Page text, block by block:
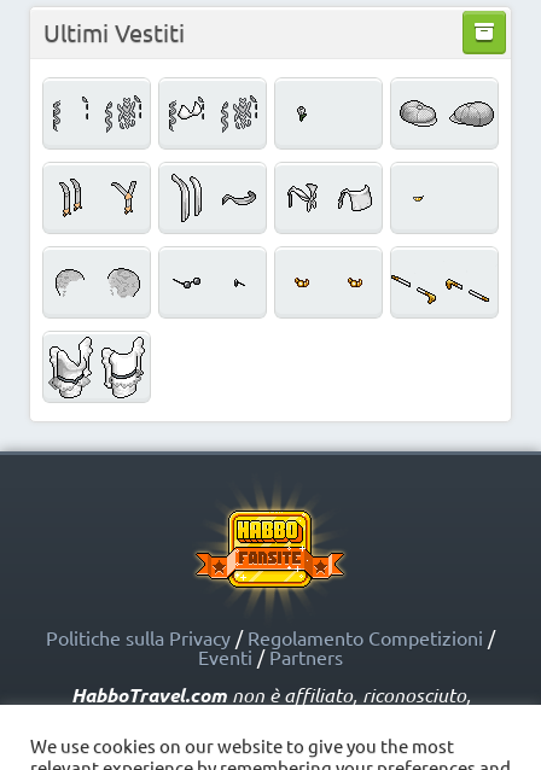
Ultimi Vestiti
Politiche sulla Privacy / Regolamento Competizioni /
Eventi / Partners
HabboTravel.comnon è affiliato, riconosciuto,
dalle società affiliate. HabboTravel.com può servirsi di
marchi registrati e altre proprietà intellettuali di Habbo
We use cookies on our website to give you the most